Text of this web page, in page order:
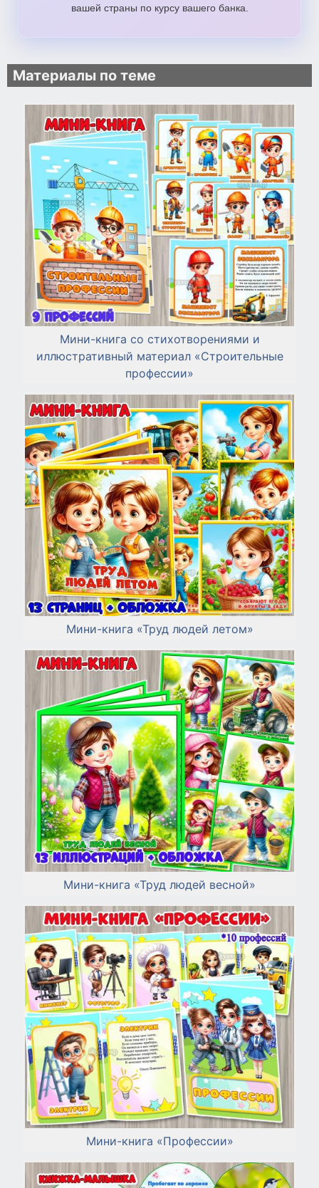
вашей страны по курсу вашего банка.
Материалы по теме
Мини-книга со стихотворениями и
иллюстративный материал «Строительные
профессии»
Мини-книга «Труд людей летом»
Мини-книга «Труд людей весной»
Мини-книга «Профессии»